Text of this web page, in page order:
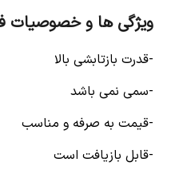
ویژگی ها و خصوصیات
-قدرت بازتابشی بالا
-سمی نمی باشد
-قیمت به صرفه و مناسب
-قابل بازیافت است